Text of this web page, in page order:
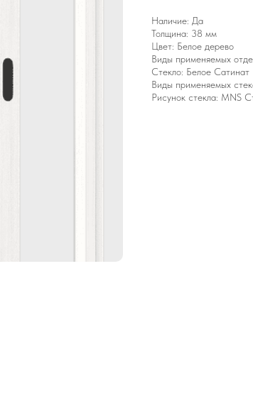
Наличие: Да
Толщина: 38 мм
Цвет: Белое дерево
Виды применяемых
Стекло: Белое Сатинат
Виды применяемых
Рисунок стекла: MNS